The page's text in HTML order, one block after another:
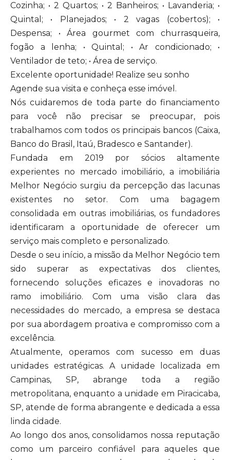
Cozinha; • 2 Quartos; • 2 Banheiros; • Lavanderia; •
Quintal; • Planejados; • 2 vagas (cobertos); •
Despensa; • Área gourmet com churrasqueira,
fogão a lenha; • Quintal; • Ar condicionado; •
Ventilador de teto; • Área de serviço.
Excelente oportunidade! Realize seu sonho
Agende sua visita e conheça esse imóvel.
Nós cuidaremos de toda parte do financiamento
para você não precisar se preocupar, pois
trabalhamos com todos os principais bancos (Caixa,
Banco do Brasil, Itaú, Bradesco e Santander).
Fundada em 2019 por sócios altamente
experientes no mercado imobiliário, a imobiliária
Melhor Negócio surgiu da percepção das lacunas
existentes no setor. Com uma bagagem
consolidada em outras imobiliárias, os fundadores
identificaram a oportunidade de oferecer um
serviço mais completo e personalizado.
Desde o seu início, a missão da Melhor Negócio tem
sido superar as expectativas dos clientes,
fornecendo soluções eficazes e inovadoras no
ramo imobiliário. Com uma visão clara das
necessidades do mercado, a empresa se destaca
por sua abordagem proativa e compromisso com a
excelência.
Atualmente, operamos com sucesso em duas
unidades estratégicas. A unidade localizada em
Campinas, SP, abrange toda a região
metropolitana, enquanto a unidade em Piracicaba,
SP, atende de forma abrangente e dedicada a essa
linda cidade.
Ao longo dos anos, consolidamos nossa reputação
como um parceiro confiável para aqueles que